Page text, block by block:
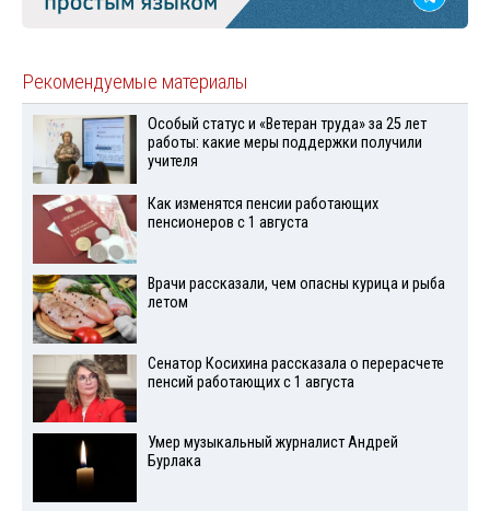
Рекомендуемые материалы
Особый статус и «Ветеран труда» за 25 лет
работы: какие меры поддержки получили
учителя
Как изменятся пенсии работающих
пенсионеров с 1 августа
Врачи рассказали, чем опасны курица и рыба
летом
Сенатор Косихина рассказала о перерасчете
пенсий работающих с 1 августа
Умер музыкальный журналист Андрей
Бурлака